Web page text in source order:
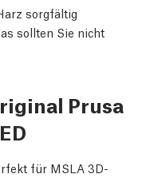
sorgfältig
sollten Sie nicht
Prusa
für MSLA 3D-